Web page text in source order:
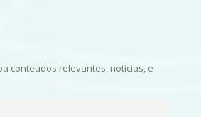
conteúdos relevantes, notícias, e